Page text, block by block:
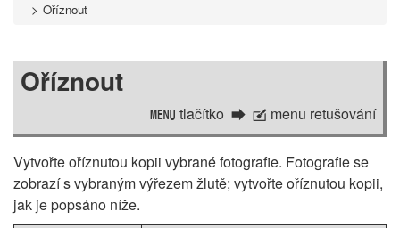
Oříznout
Oříznout
G tlačítko N menu retušování
Vytvořte oříznutou kopii vybrané fotografie. Fotografie se
zobrazí s vybraným výřezem žlutě; vytvořte oříznutou kopii,
jak je popsáno níže.